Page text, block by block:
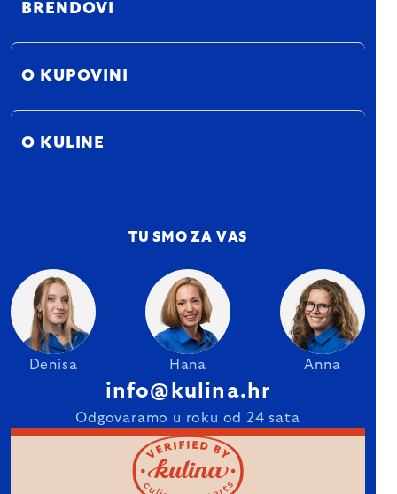
BRENDOVI
O KUPOVINI
O KULINE
TU SMO ZA VAS
Denisa Hana Anna
info@kulina.hr
Odgovaramo u roku od 24 sata